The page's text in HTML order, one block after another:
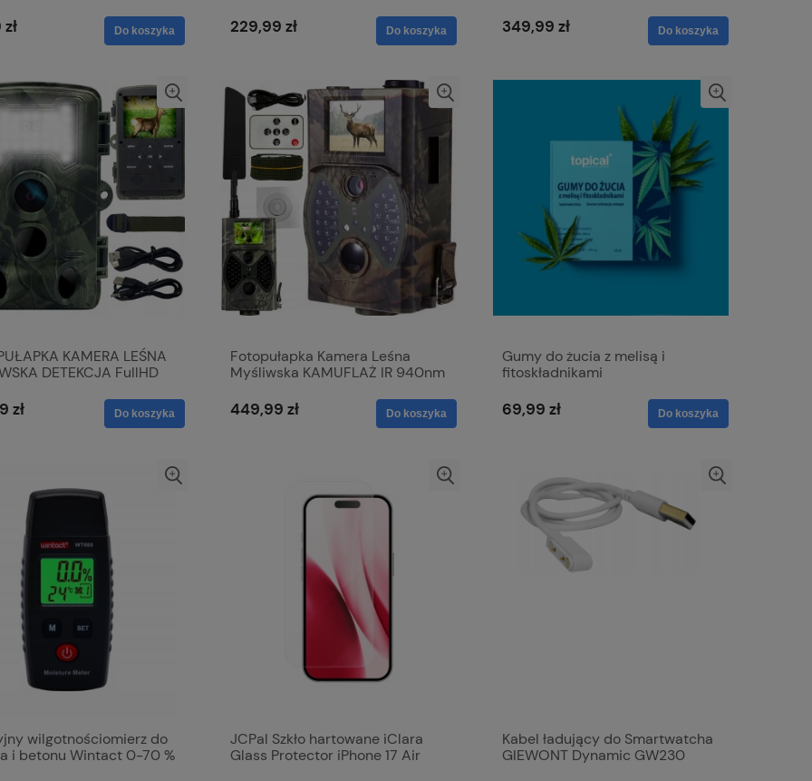
Do koszyka 229,99 zł Do koszyka 349,99 zł Do koszyka
KAMERA LEŚNA
DETEKCJA FullHD
zł Do koszyka
Fotopułapka Kamera Leśna
Myśliwska KAMUFLAŻ IR 940nm
449,99 zł Do koszyka
Gumy do żucia z melisą i
fitoskładnikami
69,99 zł Do koszyka
wilgotnościomierz do
i betonu Wintact 0-70 %
JCPal Szkło hartowane iClara
Glass Protector iPhone 17 Air
Kabel ładujący do Smartwatcha
GIEWONT Dynamic GW230